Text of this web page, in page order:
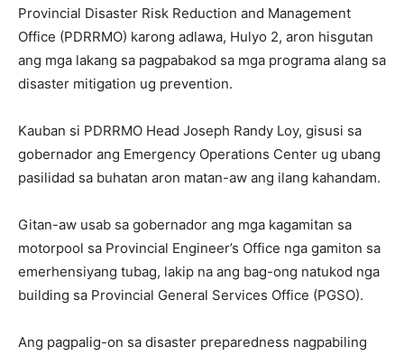
Provincial Disaster Risk Reduction and Management
Office (PDRRMO) karong adlawa, Hulyo 2, aron hisgutan
ang mga lakang sa pagpabakod sa mga programa alang sa
disaster mitigation ug prevention.
Kauban si PDRRMO Head Joseph Randy Loy, gisusi sa
gobernador ang Emergency Operations Center ug ubang
pasilidad sa buhatan aron matan-aw ang ilang kahandam.
Gitan-aw usab sa gobernador ang mga kagamitan sa
motorpool sa Provincial Engineer’s Office nga gamiton sa
emerhensiyang tubag, lakip na ang bag-ong natukod nga
building sa Provincial General Services Office (PGSO).
Ang pagpalig-on sa disaster preparedness nagpabiling